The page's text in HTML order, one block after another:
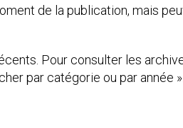
de la publication, mais
Pour consulter les
par catégorie ou par année